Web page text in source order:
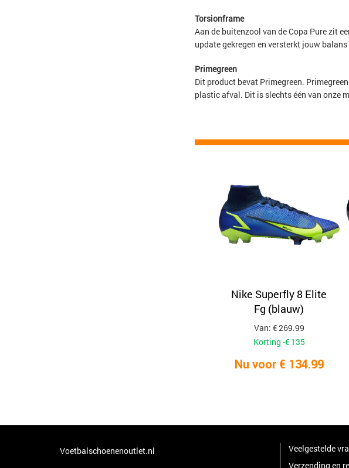
Torsionframe
Aan de buitenzool van de Copa Pure zit
update gekregen en versterkt jouw
Primegreen
Dit product bevat Primegreen.
plastic afval. Dit is slechts één van onze
Nike Superfly 8 Elite
Fg (blauw)
Van: € 269.99
Korting -€ 135
Nu voor € 134.99
Voetbalschoenenoutlet.nl
Veelgestelde
Verzending en